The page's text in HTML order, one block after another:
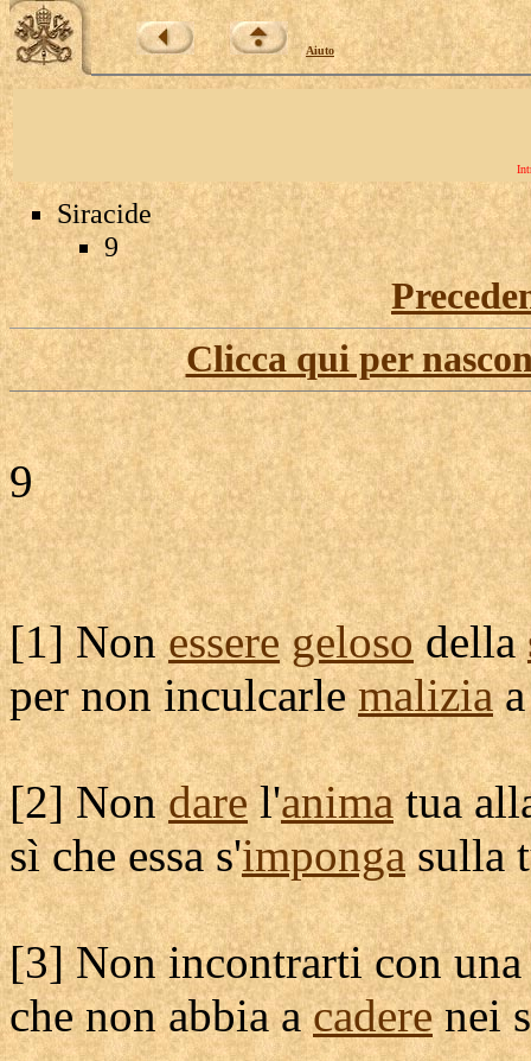
Aiuto
Siracide
9
Clicca qui per
9
[1] Nonessere gelosodella
per noninculcarle malizia
[2] Nondarel'animatua
sì che essa s'impongasulla
[3] Nonincontrarticon
che non abbia acaderenei